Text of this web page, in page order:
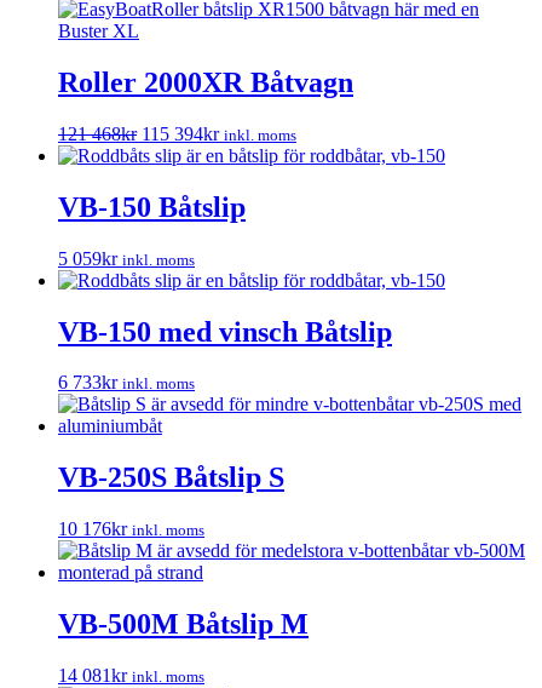
Roller 2000XR Båtvagn
121 468kr Det
ursprungliga
var:
121
115 394krDet
nuvarande
är:
115
inkl. moms
VB-150 Båtslip
5 059kr inkl. moms
VB-150 med vinsch Båtslip
6 733kr inkl. moms
VB-250S Båtslip S
10 176kr inkl. moms
VB-500M Båtslip M
14 081kr inkl. moms